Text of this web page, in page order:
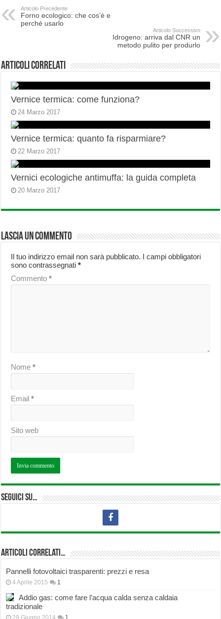
Articolo Precedente
Forno ecologico: che cos’è e
perché usarlo
Articolo Successivo
Idrogeno: arriva dal CNR un
metodo pulito per produrlo
Articoli correlati
Vernice termica: come funziona?
24 Marzo 2017
Vernice termica: quanto fa risparmiare?
22 Marzo 2017
Vernici ecologiche antimuffa: la guida completa
20 Marzo 2017
Lascia un commento
Il tuo indirizzo email non sarà pubblicato. I campi obbligatori
sono contrassegnati*
Commento*
Nome*
Email*
Sito web
Seguici su…
Articoli correlati…
Pannelli fotovoltaici trasparenti: prezzi e resa
4 Aprile 2015 1
Addio gas: come fare l’acqua calda senza caldaia
tradizionale